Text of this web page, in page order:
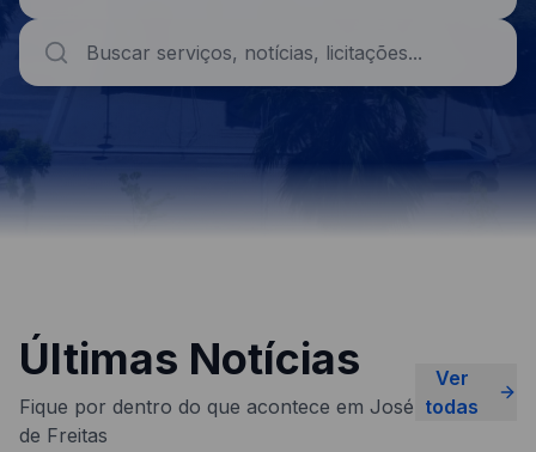
Últimas Notícias
Fique por dentro do que acontece em José
de Freitas
Ver
todas